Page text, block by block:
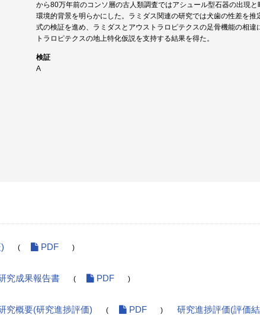
から80万年前のコンソ層の古人類調査ではアシュール型石器の出現
環境的背景を明らかにした。ラミダス関連の研究では犬歯の性差を推
式の検証を進め、ラミダスとアウストラロピテクスの足骨機能の相違
トラロピテクスの地上特化仮説を支持する結果を得た。
検証
A
( PDF )
究成果報告書 ( PDF )
究概要(研究進捗評価) ( PDF ) 研究進捗評価(評価